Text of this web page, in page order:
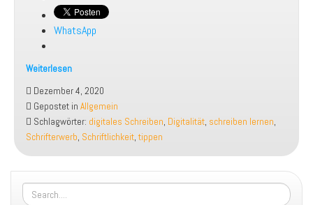
WhatsApp
Weiterlesen
adé?
Schreiben
in
einer
digitalen
Welt
Dezember 4, 2020
Gepostet in Allgemein
Schlagwörter: digitales Schreiben, Digitalität, schreiben lernen,
Schrifterwerb, Schriftlichkeit,tippen